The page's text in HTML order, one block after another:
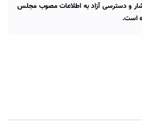
و دسترسی آزاد به اطلاعات مصوب مجلس
است.